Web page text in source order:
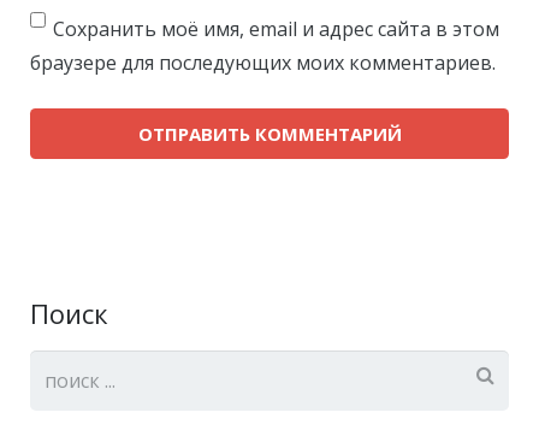
Сохранить моё имя, email и адрес сайта в этом
браузере для последующих моих комментариев.
Поиск